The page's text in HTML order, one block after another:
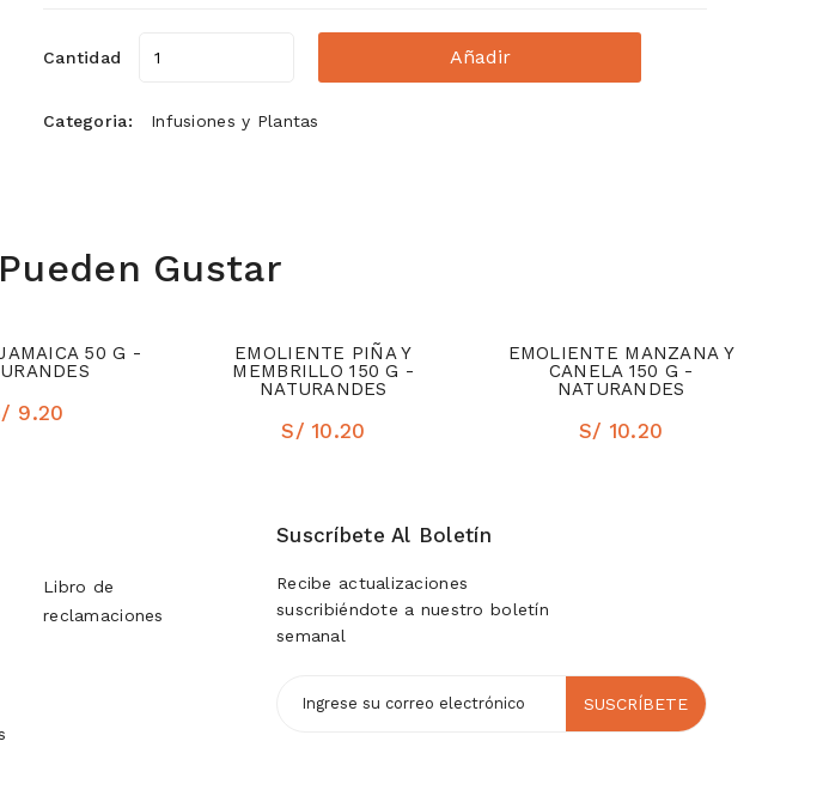
Cantidad Añadir
Categoria: Infusiones y Plantas
Gustar
50 G -
9.20
EMOLIENTE PIÑA Y
MEMBRILLO 150 G -
NATURANDES
S/ 10.20
EMOLIENTE MANZANA Y
CANELA 150 G -
NATURANDES
S/ 10.20
Libro de
reclamaciones
Suscríbete Al Boletín
Recibe actualizaciones
suscribiéndote a nuestro boletín
semanal
SUSCRÍBETE